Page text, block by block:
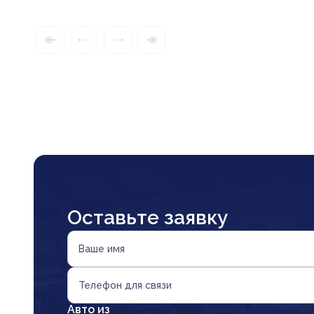
Оставьте заявку
Ваше имя
Телефон для связи
Авто из